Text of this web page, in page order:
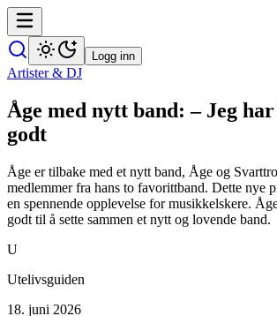
Logg inn
Artister & DJ
Åge med nytt band: – Jeg
godt
Åge er tilbake med et nytt band, Åge og
medlemmer fra hans to favorittband. Dette nye
en spennende opplevelse for musikkelskere.
godt til å sette sammen et nytt og lovende band.
U
Utelivsguiden
18. juni 2026